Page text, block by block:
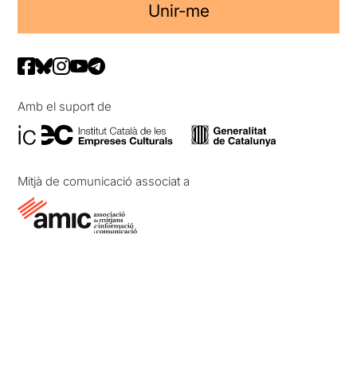
Unir-me
Amb el suport de
Mitjà de comunicació associat a